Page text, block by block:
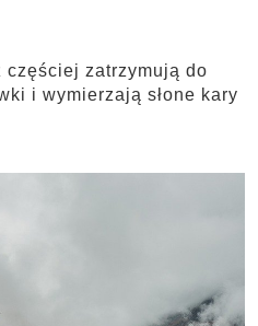
częściej zatrzymują do
i wymierzają słone kary